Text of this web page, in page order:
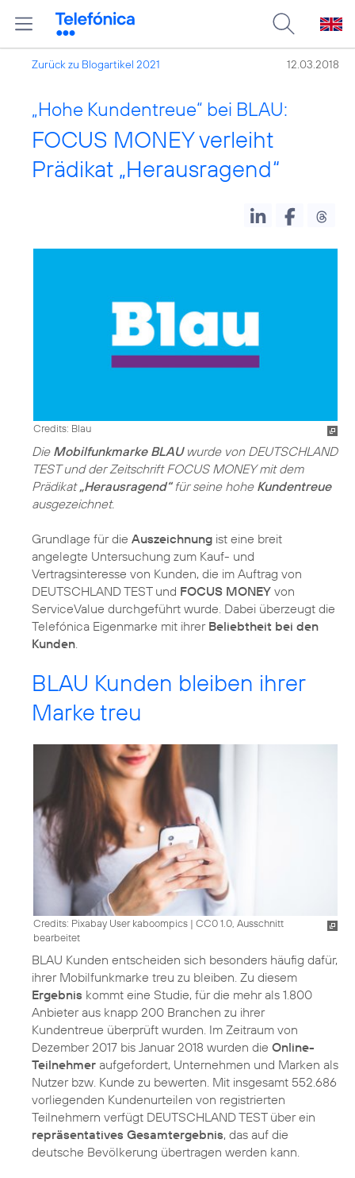
Zurück zu Blogartikel 2021 12.03.2018
„Hohe Kundentreue“ bei BLAU:
FOCUS MONEY verleiht
Prädikat „Herausragend“
Credits: Blau
Die Mobilfunkmarke BLAUwurde von DEUTSCHLAND
TEST und der Zeitschrift FOCUS MONEY mit dem
Prädikat„Herausragend“für seine hohe Kundentreue
ausgezeichnet.
Grundlage für die Auszeichnung ist eine breit
angelegte Untersuchung zum Kauf- und
Vertragsinteresse von Kunden, die im Auftrag von
DEUTSCHLAND TEST und FOCUS MONEY von
ServiceValue durchgeführt wurde. Dabei überzeugt die
Telefónica Eigenmarke mit ihrer Beliebtheit bei den
Kunden
BLAU Kunden bleiben ihrer
Marke treu
Credits: Pixabay User kaboompics | CC0 1.0, Ausschnitt
bearbeitet
BLAU Kunden entscheiden sich besonders häufig dafür,
ihrer Mobilfunkmarke treu zu bleiben. Zu diesem
Ergebnis kommt eine Studie, für die mehr als 1.800
Anbieter aus knapp 200 Branchen zu ihrer
Kundentreue überprüft wurden. Im Zeitraum von
Dezember 2017 bis Januar 2018 wurden die Online-
Teilnehmer aufgefordert, Unternehmen und Marken als
Nutzer bzw. Kunde zu bewerten. Mit insgesamt 552.686
vorliegenden Kundenurteilen von registrierten
Teilnehmern verfügt DEUTSCHLAND TEST über ein
repräsentatives Gesamtergebnis, das auf die
deutsche Bevölkerung übertragen werden kann.